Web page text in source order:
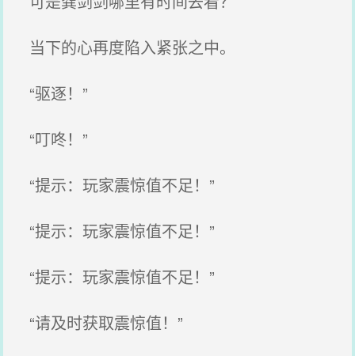
当下的心再度陷入紧张之中。
“驱逐！”
“叮咚！”
“提示：玩家震惊值不足！”
“提示：玩家震惊值不足！”
“提示：玩家震惊值不足！”
“请及时获取震惊值！”